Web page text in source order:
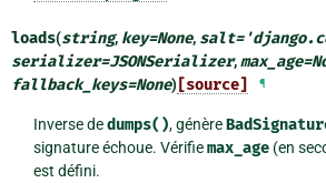
loads(string, key=None, salt=
serializer=JSONSerializer,max_age=
fallback_keys=None) [source] ¶
Inverse dedumps(), génère
signature échoue. Vérifiemax_age(en
est défini.